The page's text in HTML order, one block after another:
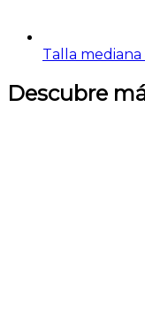
Talla mediana
Descubre